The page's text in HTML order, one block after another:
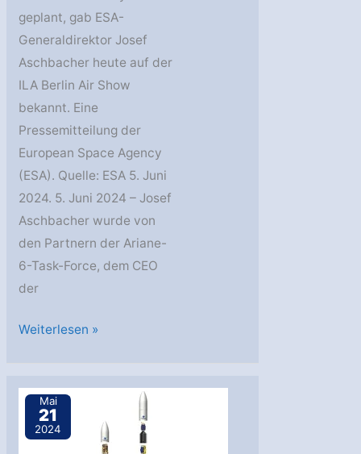
geplant, gab ESA-
Generaldirektor Josef
Aschbacher heute auf der
ILA Berlin Air Show
bekannt. Eine
Pressemitteilung der
European Space Agency
(ESA). Quelle: ESA 5. Juni
2024. 5. Juni 2024 – Josef
Aschbacher wurde von
den Partnern der Ariane-
6-Task-Force, dem CEO
der
ESA:
Ariane
für
Weiterlesen »
Mai
21
2024